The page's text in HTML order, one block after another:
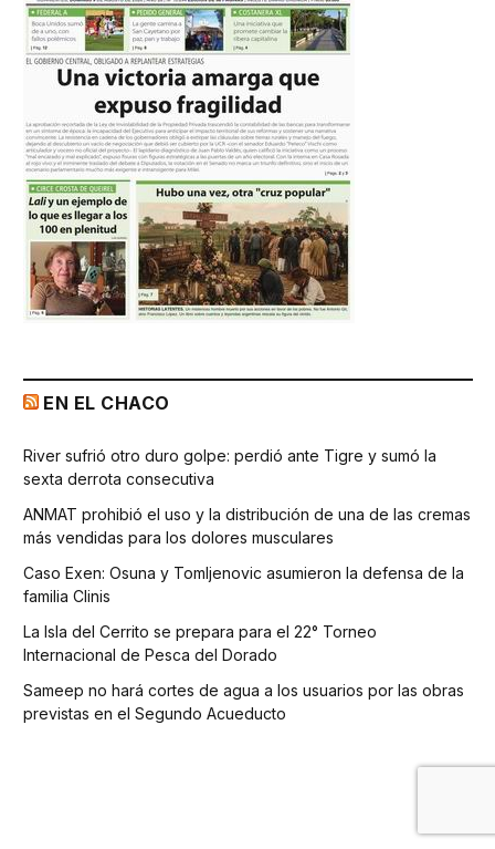
EN EL CHACO
River sufrió otro duro golpe: perdió ante Tigre y sumó la
sexta derrota consecutiva
ANMAT prohibió el uso y la distribución de una de las cremas
más vendidas para los dolores musculares
Caso Exen: Osuna y Tomljenovic asumieron la defensa de la
familia Clinis
La Isla del Cerrito se prepara para el 22° Torneo
Internacional de Pesca del Dorado
Sameep no hará cortes de agua a los usuarios por las obras
previstas en el Segundo Acueducto